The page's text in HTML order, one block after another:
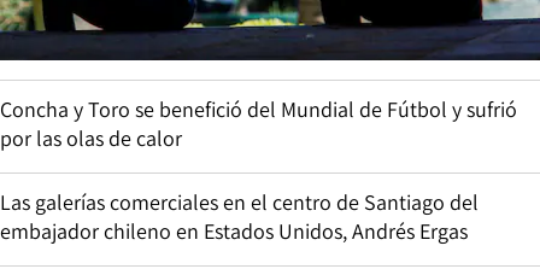
Concha y Toro se benefició del Mundial de Fútbol y sufrió
por las olas de calor
Las galerías comerciales en el centro de Santiago del
embajador chileno en Estados Unidos, Andrés Ergas